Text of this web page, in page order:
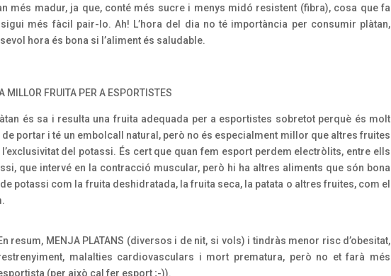
més madur, ja que, conté més sucre i menys midó resistent (fibra), cosa que fa
més fàcil pair-lo. Ah! L’hora del dia no té importància per consumir plàtan,
hora és bona si l’aliment és saludable.
MILLOR FRUITA PER A ESPORTISTES
és sa i resulta una fruita adequada per a esportistes sobretot perquè és molt
portar i té un embolcall natural, però no és especialment millor que altres fruites
l’exclusivitat del potassi. És cert que quan fem esport perdem electròlits, entre ells
que intervé en la contracció muscular, però hi ha altres aliments que són bona
potassi com la fruita deshidratada, la fruita seca, la patata o altres fruites, com el
resum, MENJA PLATANS (diversos i de nit, si vols) i tindràs menor risc d’obesitat,
malalties cardiovasculars i mort prematura, però no et farà més
(per això cal fer esport ;-)).